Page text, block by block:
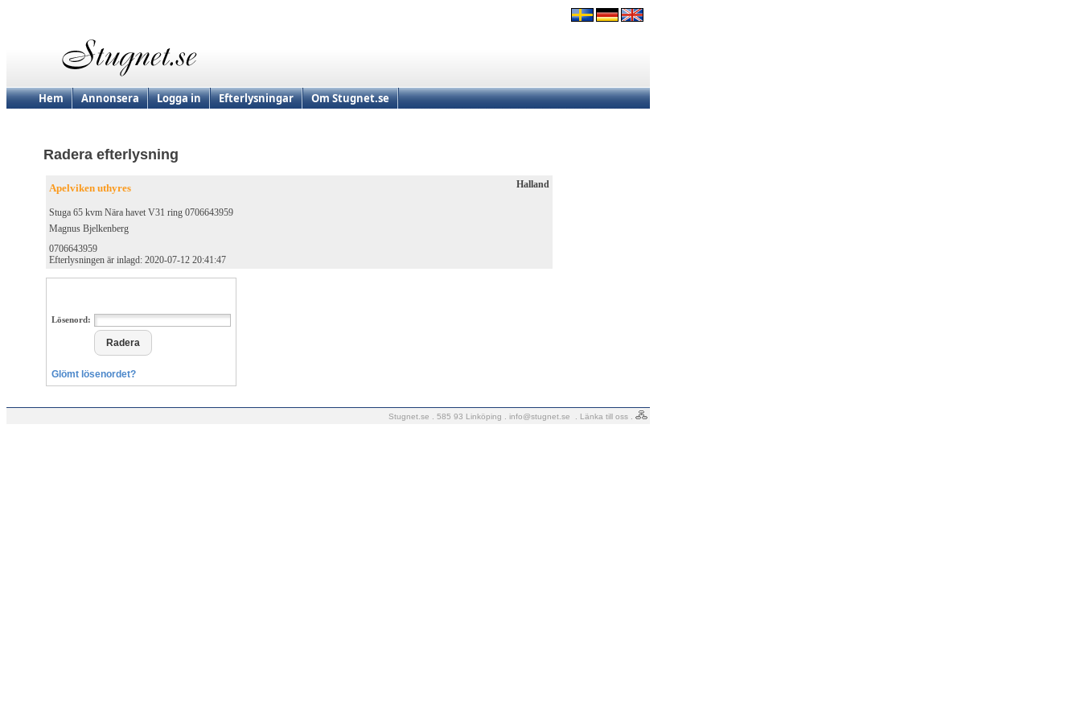
Hem Annonsera Logga in Efterlysningar Om Stugnet.se
Radera efterlysning
Apelviken uthyres
Stuga 65 kvm Nära havet V31 ring 0706643959
Magnus Bjelkenberg
0706643959
Halland
Efterlysningen är inlagd: 2020-07-12 20:41:47
Lösenord:
Glömt lösenordet?
Stugnet.se . 585 93 Linköping . info@stugnet.se Länka till oss